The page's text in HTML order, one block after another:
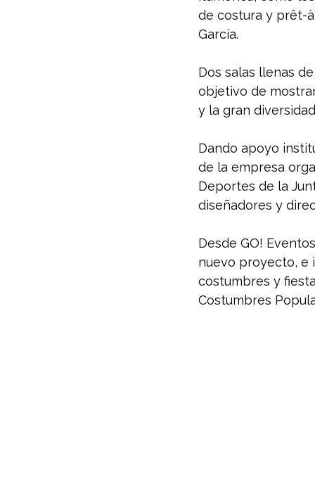
de costura y prêt-
García.
Dos salas llenas
objetivo de
y la gran
Dando apoyo
de la empresa
Deportes de la
diseñadores y
Desde GO!
nuevo proyecto, e
costumbres y
Costumbres